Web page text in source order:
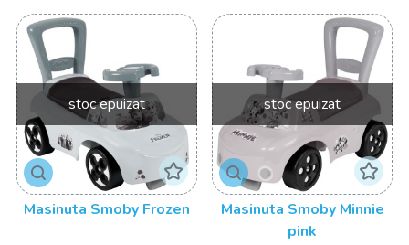
stoc epuizat
Masinuta Smoby Frozen
stoc epuizat
Masinuta Smoby Minnie
pink